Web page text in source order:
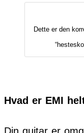
Dette er den
Hvad er EMI